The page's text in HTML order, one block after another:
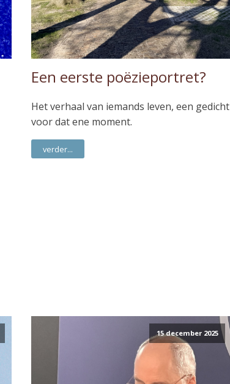
Een eerste poëzieportret?
Het verhaal van iemands leven, een gedicht
voor dat ene moment.
verder...
15 december 2025